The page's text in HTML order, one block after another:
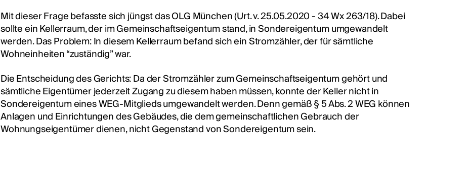
Mit dieser Frage befasste sich jüngst das OLG München (Urt. v. 25.05.2020 - 34 Wx 263/18). Dabei
sollte ein Kellerraum, der im Gemeinschaftseigentum stand, in Sondereigentum umgewandelt
werden. Das Problem: In diesem Kellerraum befand sich ein Stromzähler, der für sämtliche
Wohneinheiten “zuständig” war.
Die Entscheidung des Gerichts: Da der Stromzähler zum Gemeinschaftseigentum gehört und
sämtliche Eigentümer jederzeit Zugang zu diesem haben müssen, konnte der Keller nicht in
Sondereigentum eines WEG-Mitglieds umgewandelt werden. Denn gemäß § 5 Abs. 2 WEG können
Anlagen und Einrichtungen des Gebäudes, die dem gemeinschaftlichen Gebrauch der
Wohnungseigentümer dienen, nicht Gegenstand von Sondereigentum sein.